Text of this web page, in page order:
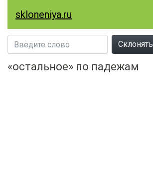
skloneniya.ru
Склонять
«остальное» по падежам